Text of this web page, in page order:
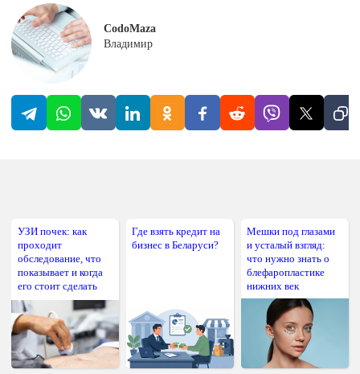
CodoMaza
Владимир
УЗИ почек: как
проходит
обследование, что
показывает и когда
его стоит сделать
Где взять кредит на
бизнес в Беларуси?
Мешки под глазами
и усталый взгляд:
что нужно знать о
блефаропластике
нижних век